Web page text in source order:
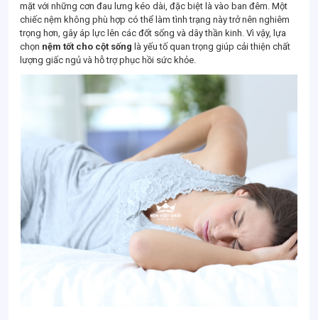
mặt với những cơn đau lưng kéo dài, đặc biệt là vào ban đêm. Một
chiếc nệm không phù hợp có thể làm tình trạng này trở nên nghiêm
trọng hơn, gây áp lực lên các đốt sống và dây thần kinh. Vì vậy, lựa
chọn nệm tốt cho cột sống là yếu tố quan trọng giúp cải thiện chất
lượng giấc ngủ và hỗ trợ phục hồi sức khỏe.